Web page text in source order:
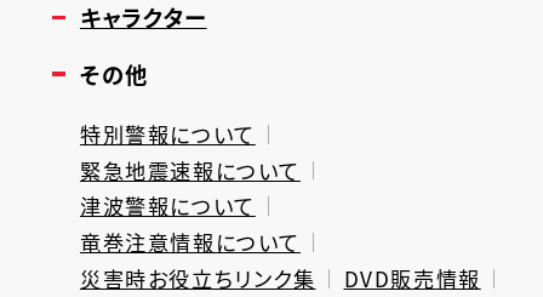
キャラクター
その他
特別警報について
緊急地震速報について
津波警報について
竜巻注意情報について
災害時お役立ちリンク集
DVD販売情報